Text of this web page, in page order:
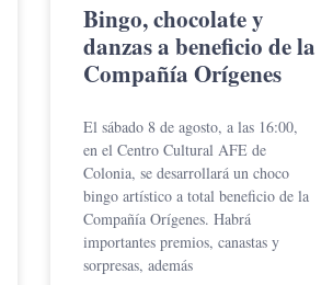
Bingo, chocolate y
danzas a beneficio de la
Compañía Orígenes
El sábado 8 de agosto, a las 16:00,
en el Centro Cultural AFE de
Colonia, se desarrollará un choco
bingo artístico a total beneficio de la
Compañía Orígenes. Habrá
importantes premios, canastas y
sorpresas, además